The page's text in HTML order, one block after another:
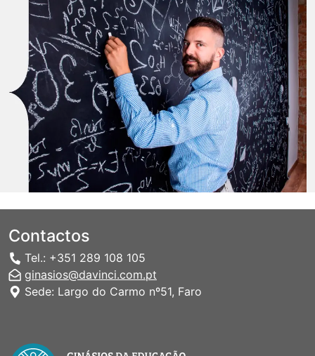
Contactos
Tel.: +351 289 108 105
ginasios@davinci.com.pt
Sede: Largo do Carmo nº51, Faro